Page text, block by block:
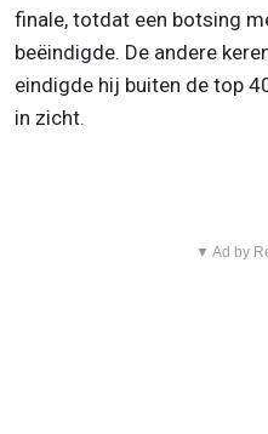
finale, totdat een botsing
beëindigde. De andere
eindigde hij buiten de top
in zicht.
▼ Ad by